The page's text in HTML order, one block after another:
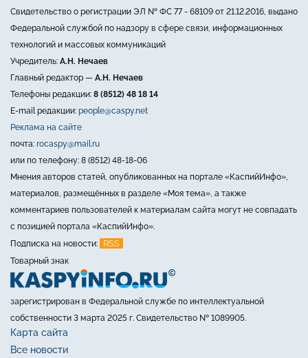
Свидетельство о регистрации ЭЛ № ФС 77 - 68109 от 21.12.2016, выдано
Федеральной службой по надзору в сфере связи, информационных
технологий и массовых коммуникаций
Учредитель: А.Н. Нечаев
Главный редактор — А.Н. Нечаев
Телефоны редакции: 8 (8512) 48 18 14
E-mail редакции: people@caspy.net
Реклама на сайте
почта: rocaspy@mail.ru
или по телефону: 8 (8512) 48-18-06
Мнения авторов статей, опубликованных на портале «КаспийИнфо»,
материалов, размещённых в разделе «Моя тема», а также
комментариев пользователей к материалам сайта могут не совпадать
с позицией портала «КаспийИнфо».
Подписка на новости:
RSS
Товарный знак
зарегистрирован в Федеральной службе по интеллектуальной
собственности 3 марта 2025 г. Свидетельство № 1089905.
Карта сайта
Все новости